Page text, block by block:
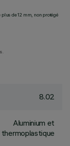
de 12 mm, non protégé
8.02
Aluminium et
thermoplastique